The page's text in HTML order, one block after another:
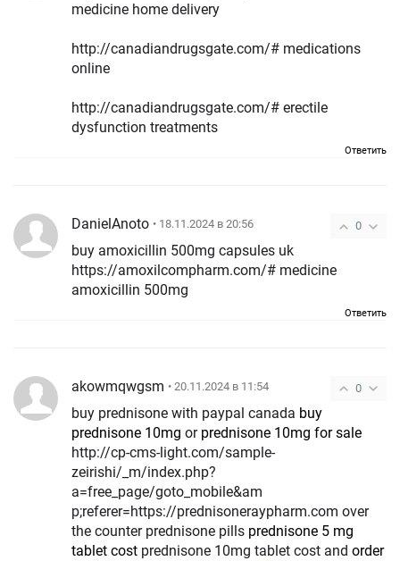
medicine home delivery
http://canadiandrugsgate.com/# medications
online
http://canadiandrugsgate.com/# erectile
dysfunction treatments
Ответить
0
DanielAnoto • 18.11.2024 в 20:56
buy amoxicillin 500mg capsules uk
https://amoxilcompharm.com/# medicine
amoxicillin 500mg
Ответить
0
akowmqwgsm • 20.11.2024 в 11:54
buy prednisone with paypal canada buy
prednisone 10mg or prednisone 10mg for sale
http://cp-cms-light.com/sample-
zeirishi/_m/index.php?
a=free_page/goto_mobile&am
p;referer=https://prednisoneraypharm.com over
the counter prednisone pills prednisone 5 mg
tablet cost prednisone 10mg tablet cost and order